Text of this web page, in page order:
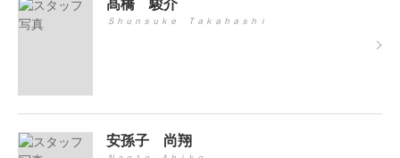
髙橋 駿介
Ｓｈｕｎｓｕｋｅ Ｔａｋａｈａｓｈｉ
安孫子 尚翔